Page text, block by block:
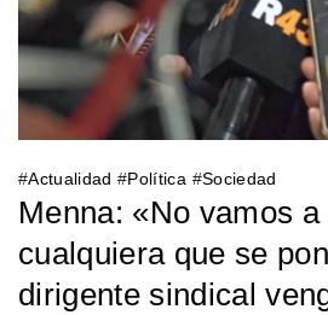
#Actualidad #Política #Sociedad
Menna: «No vamos
cualquiera que se
dirigente sindical